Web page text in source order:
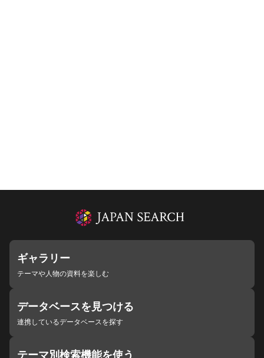
ギャラリー
テーマや人物の資料を楽しむ
データベースを見つける
連携しているデータベースを探す
テーマ別検索機能を使う